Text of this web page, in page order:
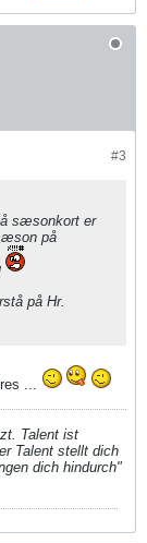
#3
sæsonkort er
på
på Hr.
...
Talent ist
Talent stellt dich
dich hindurch"